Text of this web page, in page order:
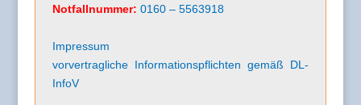
Notfallnummer: 0160 – 5563918
Impressum
vorvertragliche Informationspflichten gemäß DL-
InfoV